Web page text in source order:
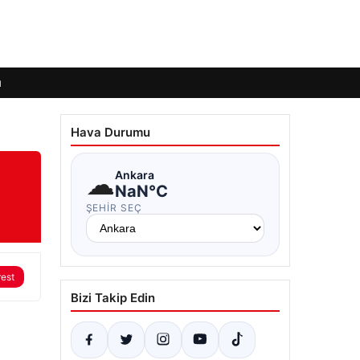
Hava Durumu
☁Ankara
NaN°C
ŞEHIR SEÇ
Bizi Takip Edin